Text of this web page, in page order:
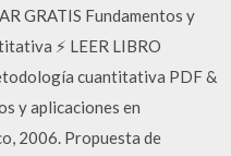
GRATIS Fundamentos y
⚡ LEER LIBRO
cuantitativa PDF &
y aplicaciones en
2006. Propuesta de